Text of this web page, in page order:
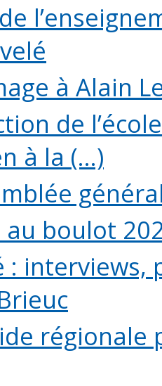
à Alain
de
à la (...)
au boulot
:
régionale